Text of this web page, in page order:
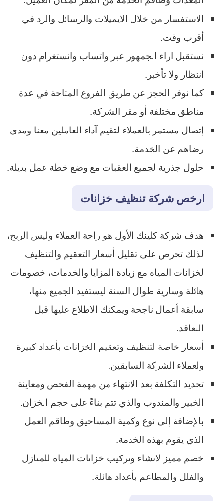
الاستفسار من خلال الايميلات والرسائل والرد في
أقرب وقت.
نستقبل اراء الجمهور عبر واتساب وانستغرام دون
انتظار ولا تأخير.
كما نوفر الحجز عن طريق الفروع المتاحة في عدة
مناطق مختلفة أو مقر الشركة.
إتصال مستمر بالعملاء لتقيم آداء العاملين معنا ومدى
رضاهم عن الخدمة.
حلول جذرية لجميع العقبات مع وضع خطة عمل بديلة.
ارخص شركة تنظيف خزانات
هدف شركة كلينك الأول هو راحة العملاء وليس الربح،
لذلك تحرص على تقليل أسعار التعقيم والتنظيف
لخزانات المياه مع زيادة المزايا والخدمات، خصومات
هائلة وسارية طوال السنة ليستفيد الجميع منها،
سابقة أعمال ناجحة ويمكنك الاطلاع عليها قبل
التعاقد.
أسعار خاصة لتنظيف وتعقيم الخزانات بأعداد كبيرة
ولعملاء الشركة السابقين.
تحديد التكلفة بعد الانتهاء من مهمة الفحص ومعاينة
الخبير والمندوب والذي تتم بناءً على حجم الخزان.
بالإضافة إلى نوع وكمية المساحيق وطاقم العمل
الذي يقوم بهذه الخدمة.
خصم مميز لانشاء وتركيب خزانات المياه للمنازل
والفلل والمطاعم بأعداد هائلة.